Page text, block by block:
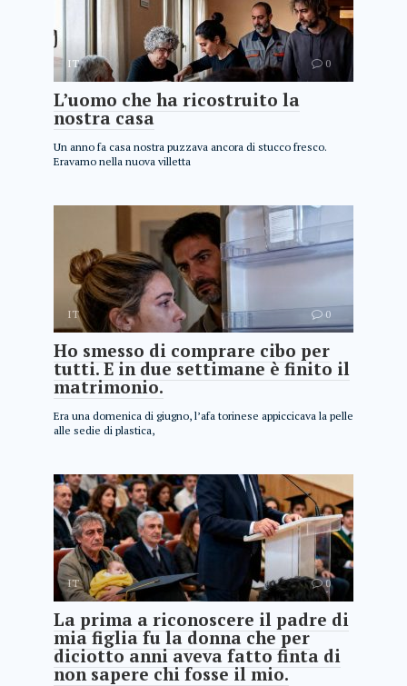
IT 0
L’uomo che ha ricostruito la
nostra casa
Un anno fa casa nostra puzzava ancora di stucco fresco.
Eravamo nella nuova villetta
IT 0
Ho smesso di comprare cibo per
tutti. E in due settimane è finito il
matrimonio.
Era una domenica di giugno, l’afa torinese appiccicava la pelle
alle sedie di plastica,
IT 0
La prima a riconoscere il padre di
mia figlia fu la donna che per
diciotto anni aveva fatto finta di
non sapere chi fosse il mio.